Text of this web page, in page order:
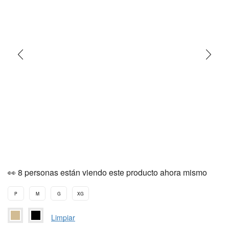
👀 8 personas están viendo este producto ahora mismo
P M G XG
Limpiar